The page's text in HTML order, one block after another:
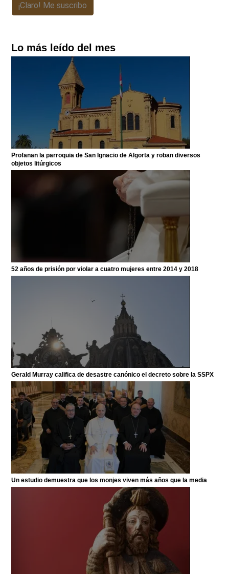
¡Claro! Me suscribo
Lo más leído del mes
Profanan la parroquia de San Ignacio de Algorta y roban diversos
objetos litúrgicos
52 años de prisión por violar a cuatro mujeres entre 2014 y 2018
Gerald Murray califica de desastre canónico el decreto sobre la SSPX
Un estudio demuestra que los monjes viven más años que la media